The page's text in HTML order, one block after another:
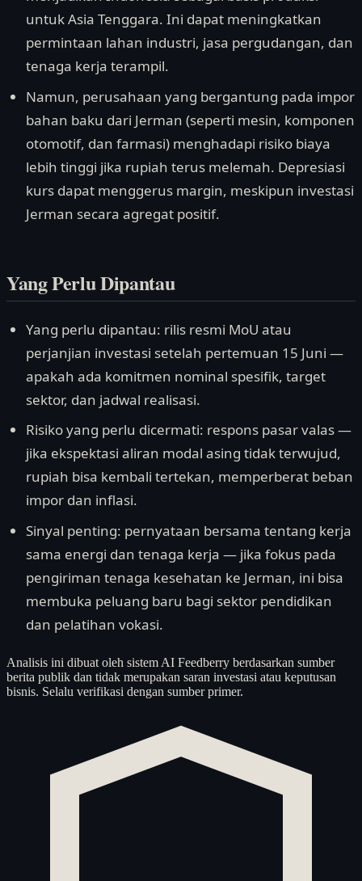
untuk Asia Tenggara. Ini dapat meningkatkan
permintaan lahan industri, jasa pergudangan, dan
tenaga kerja terampil.
Namun, perusahaan yang bergantung pada impor
bahan baku dari Jerman (seperti mesin, komponen
otomotif, dan farmasi) menghadapi risiko biaya
lebih tinggi jika rupiah terus melemah. Depresiasi
kurs dapat menggerus margin, meskipun investasi
Jerman secara agregat positif.
Yang Perlu Dipantau
Yang perlu dipantau: rilis resmi MoU atau
perjanjian investasi setelah pertemuan 15 Juni —
apakah ada komitmen nominal spesifik, target
sektor, dan jadwal realisasi.
Risiko yang perlu dicermati: respons pasar valas —
jika ekspektasi aliran modal asing tidak terwujud,
rupiah bisa kembali tertekan, memperberat beban
impor dan inflasi.
Sinyal penting: pernyataan bersama tentang kerja
sama energi dan tenaga kerja — jika fokus pada
pengiriman tenaga kesehatan ke Jerman, ini bisa
membuka peluang baru bagi sektor pendidikan
dan pelatihan vokasi.
Analisis ini dibuat oleh sistem AI Feedberry berdasarkan sumber
berita publik dan tidak merupakan saran investasi atau keputusan
bisnis. Selalu verifikasi dengan sumber primer.